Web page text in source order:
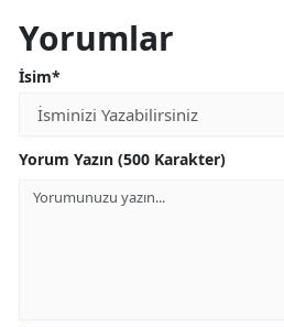
Yorumlar
İsim*
Yorum Yazın (500 Karakter)